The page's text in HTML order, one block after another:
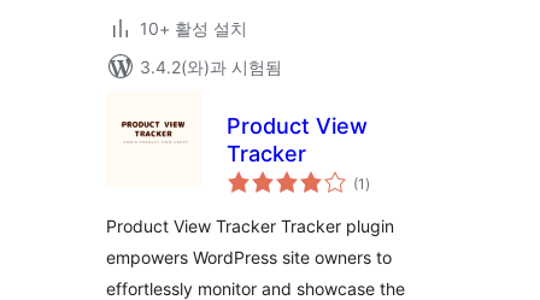
10+ 활성 설치
3.4.2(와)과 시험됨
Product View
Tracker
(1 전
체
점
)
Product View Tracker Tracker plugin
empowers WordPress site owners to
effortlessly monitor and showcase the